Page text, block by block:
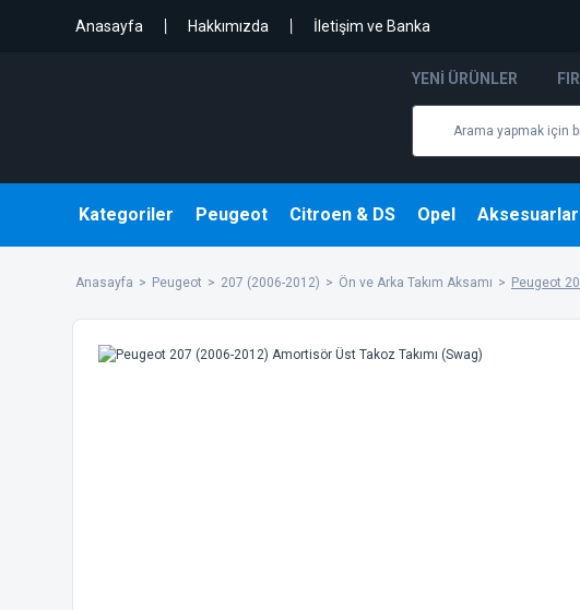
Anasayfa Hakkımızda İletişim ve Banka
YENI ÜRÜNLER
Kategoriler Peugeot Citroen & DS Opel Aksesuarlar
Anasayfa Peugeot 207 (2006-2012) Ön ve Arka Takım Aksamı Peugeot